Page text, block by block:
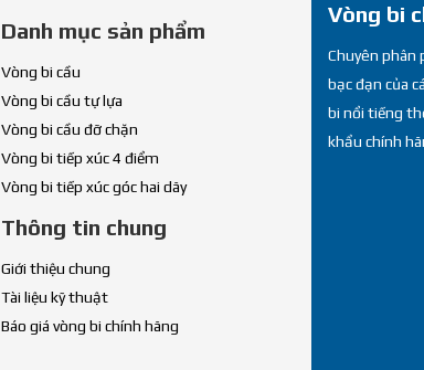
Danh mục sản phẩm
Vòng bi cầu
Vòng bi cầu tự lựa
Vòng bi cầu đỡ chặn
Vòng bi tiếp xúc 4 điểm
Vòng bi tiếp xúc góc hai dãy
Thông tin chung
Giới thiệu chung
Tài liệu kỹ thuật
Báo giá vòng bi chính hãng
Vòng bi
Chuyên phân
bạc đạn của
bi nổi tiếng
khẩu chính